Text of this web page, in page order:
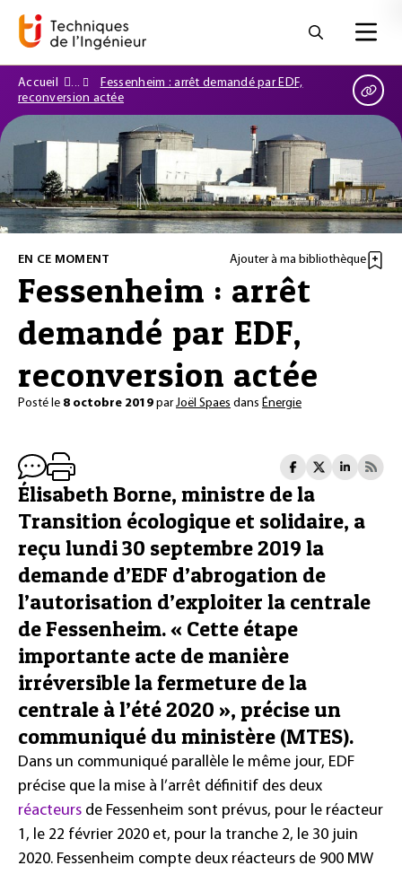
Accueil
Fessenheim : arrêt demandé par EDF,
reconversion actée
EN CE MOMENT Ajouter à ma bibliothèque
Fessenheim : arrêt
demandé par EDF,
reconversion actée
Posté le 8 octobre 2019 parJoël Spaes dans Énergie
Élisabeth Borne, ministre de la
Transition écologique et solidaire, a
reçu lundi 30 septembre 2019 la
demande d’EDF d’abrogation de
l’autorisation d’exploiter la centrale
de Fessenheim. « Cette étape
importante acte de manière
irréversible la fermeture de la
centrale à l’été 2020 », précise un
communiqué du ministère (MTES).
Dans un communiqué parallèle le même jour, EDF
précise que la mise à l’arrêt définitif des deux
réacteurs de Fessenheim sont prévus, pour le réacteur
1, le 22 février 2020 et, pour la tranche 2, le 30 juin
2020. Fessenheim compte deux réacteurs de 900 MW